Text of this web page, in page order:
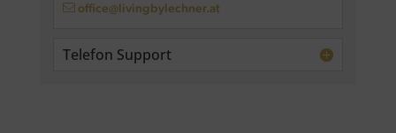
office@livingbylechner.at
Telefon Support